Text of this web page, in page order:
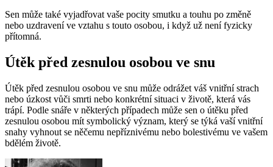
Sen může také vyjadřovat vaše pocity smutku a touhu po změně
nebo uzdravení ve vztahu s touto osobou, i když už není fyzicky
přítomná.
Útěk před zesnulou osobou ve snu
Útěk před zesnulou osobou ve snu může odrážet váš vnitřní strach
nebo úzkost vůči smrti nebo konkrétní situaci v životě, která vás
trápí. Podle snáře v některých případech může sen o útěku před
zesnulou osobou mít symbolický význam, který se týká vaší vnitřní
snahy vyhnout se něčemu nepříznivému nebo bolestivému ve vašem
bdělém životě.